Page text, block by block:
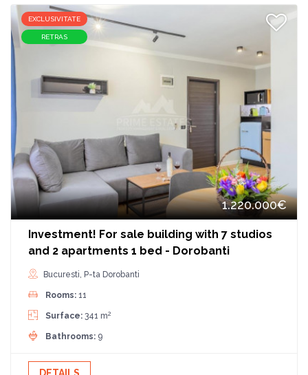
EXCLUSIVITATE
RETRAS
1.220.000€
Investment! For sale building with 7 studios
and 2 apartments 1 bed - Dorobanti
Bucuresti, P-ta Dorobanti
Rooms: 11
Surface: 341 m2
Bathrooms: 9